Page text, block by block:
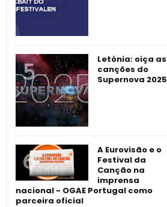
Letónia: oiça as
canções do
Supernova 2025
A Eurovisão e o
Festival da
Canção na
imprensa
nacional - OGAE Portugal como
parceira oficial